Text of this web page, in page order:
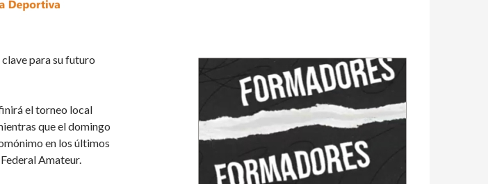
para su futuro
el torneo local
que el domingo
en los últimos
Amateur.